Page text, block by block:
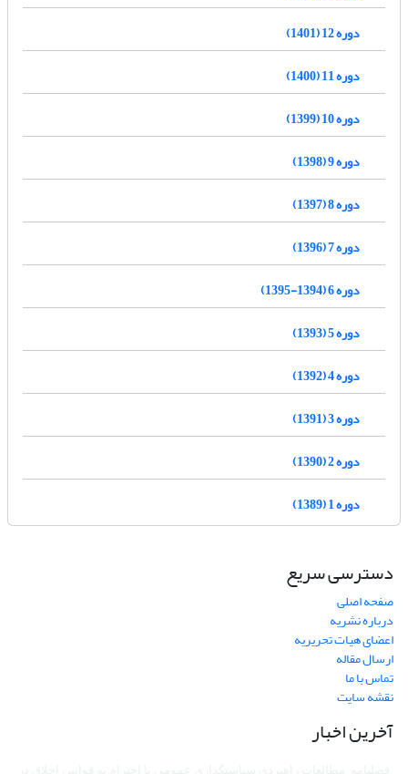
دوره 12 (1401)
دوره 11 (1400)
دوره 10 (1399)
دوره 9 (1398)
دوره 8 (1397)
دوره 7 (1396)
دوره 6 (1394-1395)
دوره 5 (1393)
دوره 4 (1392)
دوره 3 (1391)
دوره 2 (1390)
دوره 1 (1389)
دسترسی سریع
صفحه اصلی
درباره نشریه
اعضای هیات تحریریه
ارسال مقاله
تماس با ما
نقشه سایت
آخرین اخبار